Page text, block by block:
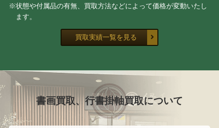
※状態や付属品の有無、買取方法などによって価格が変動いたし
ます。
買取実績一覧を見る
書画買取、行書掛軸買取について